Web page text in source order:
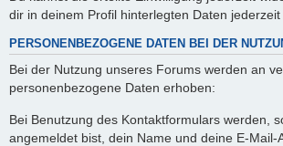
dir in deinem Profil hinterlegten Daten jederzeit
PERSONENBEZOGENE DATEN BEI DER
Bei der Nutzung unseres Forums werden an
personenbezogene Daten erhoben:
Bei Benutzung des Kontaktformulars werden,
angemeldet bist, dein Name und deine E-Mail-